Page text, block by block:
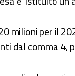
milioni per il
dal comma 4,